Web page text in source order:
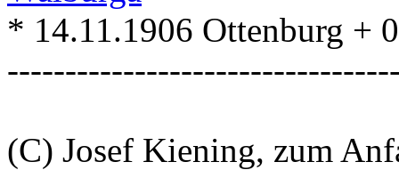
* 14.11.1906 Ottenburg +
(C) Josef Kiening, zum